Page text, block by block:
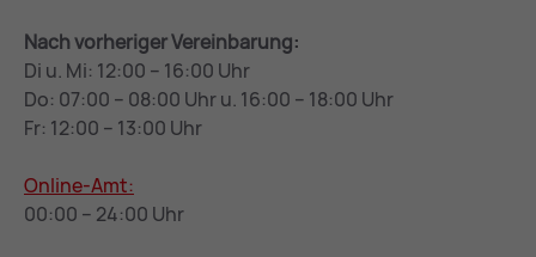
Nach vorheriger Vereinbarung:
Di u. Mi: 12:00 – 16:00 Uhr
Do: 07:00 – 08:00 Uhr u. 16:00 – 18:00 Uhr
Fr: 12:00 – 13:00 Uhr
Online-Amt:
00:00 – 24:00 Uhr